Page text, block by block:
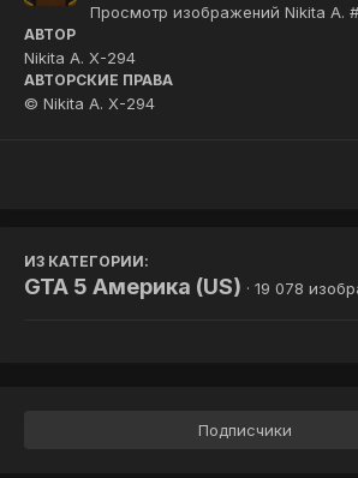
Просмотр изображений Nikita A.
АВТОР
Nikita A. X-294
АВТОРСКИЕ ПРАВА
© Nikita A. X-294
ИЗ КАТЕГОРИИ:
GTA 5 Америка (US) · 19 078
Подписчики